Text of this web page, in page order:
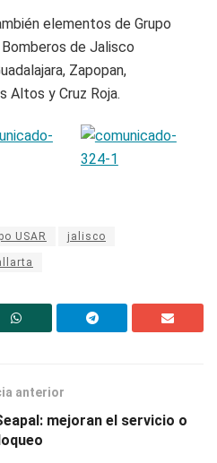
elementos de Grupo
de Jalisco
Zapopan,
Altos y Cruz Roja.
USAR jalisco
anterior
mejoran el servicio o